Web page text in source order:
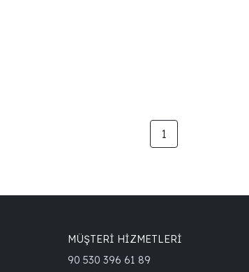
1
MÜŞTERİ HİZMETLERİ
90 530 396 61 89